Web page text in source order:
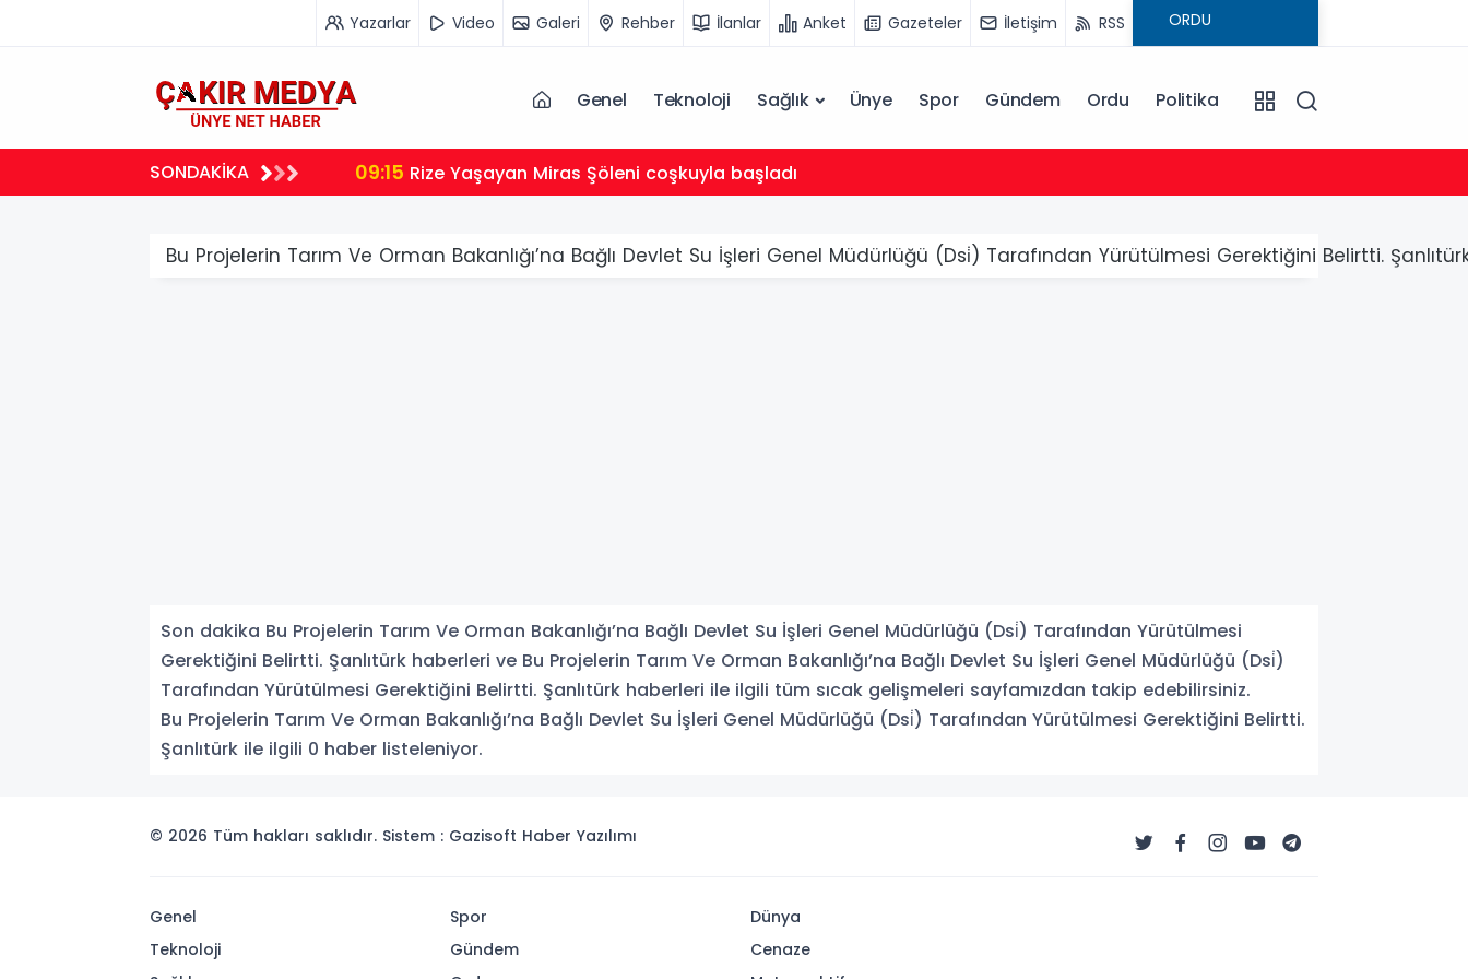
Yazarlar Video Galeri Rehber İlanlar Anket Gazeteler İletişim RSS
Genel Teknoloji Sağlık Ünye Spor Gündem Ordu Politika
SONDAKİKA 09:15 Rize Yaşayan Miras Şöleni coşkuyla başladı
Bu Projelerin Tarım Ve Orman Bakanlığı’na Bağlı Devlet Su İşleri Genel Müdürlüğü (Dsi̇) Tarafından Yürütülmesi Gerektiğini Belirtti.
Son dakika Bu Projelerin Tarım Ve Orman Bakanlığı’na Bağlı Devlet Su İşleri Genel Müdürlüğü (Dsi̇) Tarafından Yürütülmesi
Gerektiğini Belirtti. Şanlıtürk haberleri ve Bu Projelerin Tarım Ve Orman Bakanlığı’na Bağlı Devlet Su İşleri Genel Müdürlüğü (Dsi̇)
Tarafından Yürütülmesi Gerektiğini Belirtti. Şanlıtürk haberleri ile ilgili tüm sıcak gelişmeleri sayfamızdan takip edebilirsiniz.
Bu Projelerin Tarım Ve Orman Bakanlığı’na Bağlı Devlet Su İşleri Genel Müdürlüğü (Dsi̇) Tarafından Yürütülmesi Gerektiğini Belirtti.
Şanlıtürk ile ilgili 0 haber listeleniyor.
© 2026 Tüm hakları saklıdır. Sistem : Gazisoft Haber Yazılımı
Genel
Teknoloji
Spor
Gündem
Dünya
Cenaze